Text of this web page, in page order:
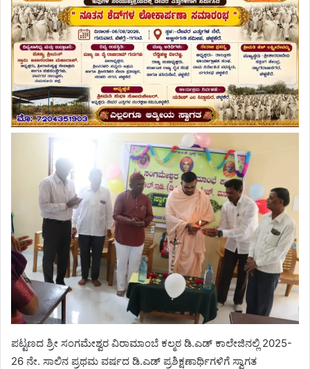
ಪಟ್ಟಣದ ಶ್ರೀ ಸಂಗಮೇಶ್ವರ ವಿರಾಮಾಂಬೆ ಕಲ್ಮಠ ಡಿ.ಎಡ್ ಕಾಲೇಜಿನಲ್ಲಿ 2025-
26 ನೇ. ಸಾಲಿನ ಪ್ರಥಮ ವರ್ಷದ ಡಿ.ಎಡ್ ಪ್ರಶಿಕ್ಷಣಾರ್ಥಿಗಳಿಗೆ ಸ್ವಾಗತ